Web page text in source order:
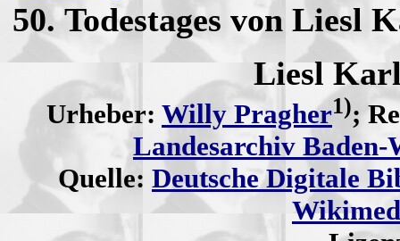
50. Todestages von Liesl
Liesl
Urheber: Willy Pragher1);
Landesarchiv
Quelle: Deutsche Digitale